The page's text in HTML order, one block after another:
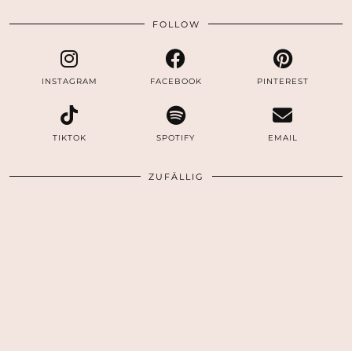
FOLLOW
INSTAGRAM FACEBOOK PINTEREST
TIKTOK SPOTIFY EMAIL
ZUFÄLLIG